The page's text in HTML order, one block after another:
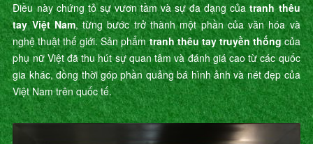
Điều này chứng tỏ sự vươn tầm và sự đa dạng củatranh thêu
tay Việt Nam, từng bước trở thành một phần của văn hóa và
nghệ thuật thế giới. Sản phẩmtranh thêu tay truyền thốngcủa
phụ nữ Việt đã thu hút sự quan tâm và đánh giá cao từ các quốc
gia khác, đồng thời góp phần quảng bá hình ảnh và nét đẹp của
Việt Nam trên quốc tế.